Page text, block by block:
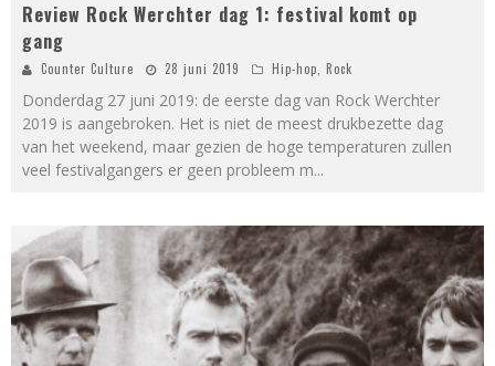
Review Rock Werchter dag 1: festival komt op
gang
Counter Culture 28 juni 2019 Hip-hop, Rock
Donderdag 27 juni 2019: de eerste dag van Rock Werchter
2019 is aangebroken. Het is niet de meest drukbezette dag
van het weekend, maar gezien de hoge temperaturen zullen
veel festivalgangers er geen probleem m...